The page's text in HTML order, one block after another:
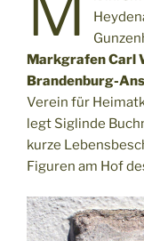
Markgrafen Carl
Brandenburg-
Verein für
legt Siglinde
kurze
Figuren am Hof